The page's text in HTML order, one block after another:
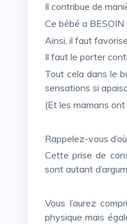
Il contribue de
Ce bébé a
Ainsi, il faut
Il faut le porter
Tout cela dans le but de le rassurer et lui montrer que même hors du ventre maternel, il peut retrouver ces
sensations si
(Et les mamans
Rappelez-vous
Cette prise de conscience de la grossesse vécue par le bébé et son besoin physiologique d’être touché
sont autant
Vous l’aurez compris, ce massage est donc la continuité de la grossesse, d’un point de vue sensoriel,
physique mais